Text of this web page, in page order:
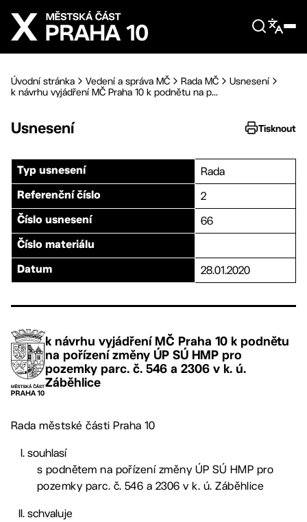
Přejít na hlavní obsah
Úvodní stránka Vedení a správa MČ Rada MČ
Usnesení
k návrhu vyjádření MČ Praha 10 k podnětu na p...
Usnesení Tisknout
Typ usnesení Rada
Referenční číslo 2
Číslo usnesení 66
Číslo materiálu
Datum 28.01.2020
k návrhu vyjádření MČ Praha 10 k podnětu
na pořízení změny ÚP SÚ HMP pro
pozemky parc. č. 546 a 2306 v k. ú.
Záběhlice
Rada městské části Praha 10
souhlasí
s podnětem na pořízení změny ÚP SÚ HMP pro
pozemky parc. č. 546 a 2306 v k. ú. Záběhlice
schvaluje